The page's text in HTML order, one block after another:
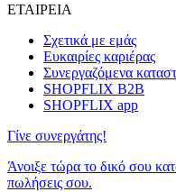
ΕΤΑΙΡΕΙΑ
Σχετικά με εμάς
Ευκαιρίες καριέρας
Συνεργαζόμενα
SHOPFLIX B2B
SHOPFLIX app
Γίνε συνεργάτης!
Άνοιξε τώρα το δικό σου
πωλήσεις σου.